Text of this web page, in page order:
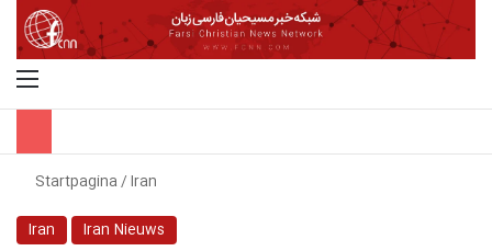
Startpagina/Iran
Iran
Iran Nieuws